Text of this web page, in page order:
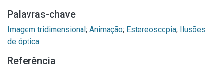
Palavras-chave
Imagem tridimensional; Animação; Estereoscopia; Ilusões
de óptica
Referência